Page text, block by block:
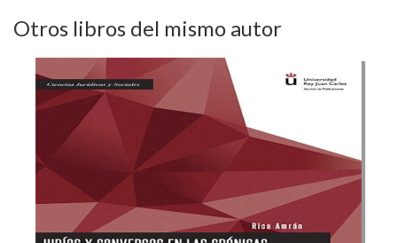
Otros libros del mismo autor